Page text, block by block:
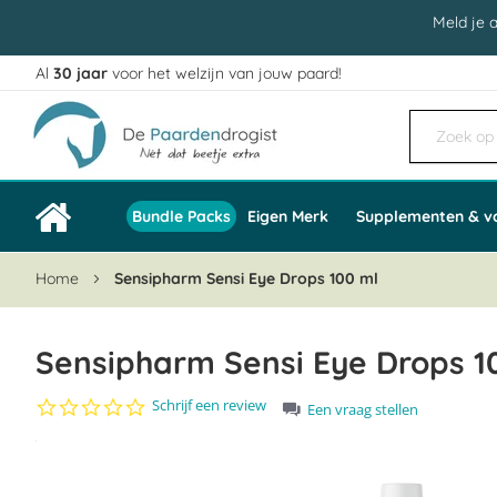
Meld je
Ga
naar
de
inhoud
Al 30 jaar voor het welzijn van jouw paard!
Bundle Packs Eigen Merk Supplementen &
Home Sensipharm Sensi Eye Drops 100 ml
Sensipharm Sensi Eye Drops
0.0
Schrijf een review
Een vraag stellen